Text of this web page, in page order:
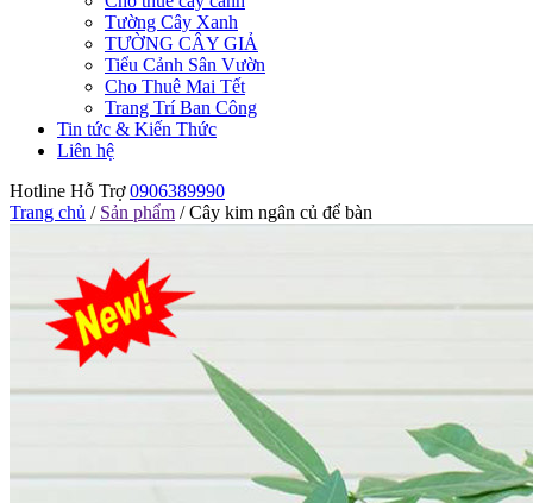
Tường Cây Xanh
TƯỜNG CÂY GIẢ
Tiểu Cảnh Sân Vườn
Cho Thuê Mai Tết
Trang Trí Ban Công
Tin tức & Kiến Thức
Liên hệ
Hotline Hỗ Trợ 0906389990
Trang chủ / Sản phẩm / Cây kim ngân củ để bàn